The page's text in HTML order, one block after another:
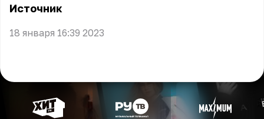
Источник
18 января 16:39 2023